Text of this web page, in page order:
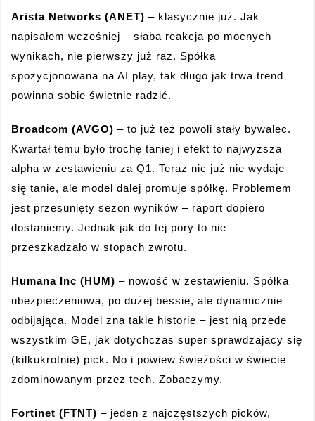
Arista Networks (ANET) – klasycznie już. Jak
napisałem wcześniej – słaba reakcja po mocnych
wynikach, nie pierwszy już raz. Spółka
spozycjonowana na AI play, tak długo jak trwa trend
powinna sobie świetnie radzić.
Broadcom (AVGO) – to już też powoli stały bywalec.
Kwartał temu było trochę taniej i efekt to najwyższa
alpha w zestawieniu za Q1. Teraz nic już nie wydaje
się tanie, ale model dalej promuje spółkę. Problemem
jest przesunięty sezon wyników – raport dopiero
dostaniemy. Jednak jak do tej pory to nie
przeszkadzało w stopach zwrotu.
Humana Inc (HUM) – nowość w zestawieniu. Spółka
ubezpieczeniowa, po dużej bessie, ale dynamicznie
odbijająca. Model zna takie historie – jest nią przede
wszystkim GE, jak dotychczas super sprawdzający się
(kilkukrotnie) pick. No i powiew świeżości w świecie
zdominowanym przez tech. Zobaczymy.
Fortinet (FTNT) – jeden z najczęstszych picków,